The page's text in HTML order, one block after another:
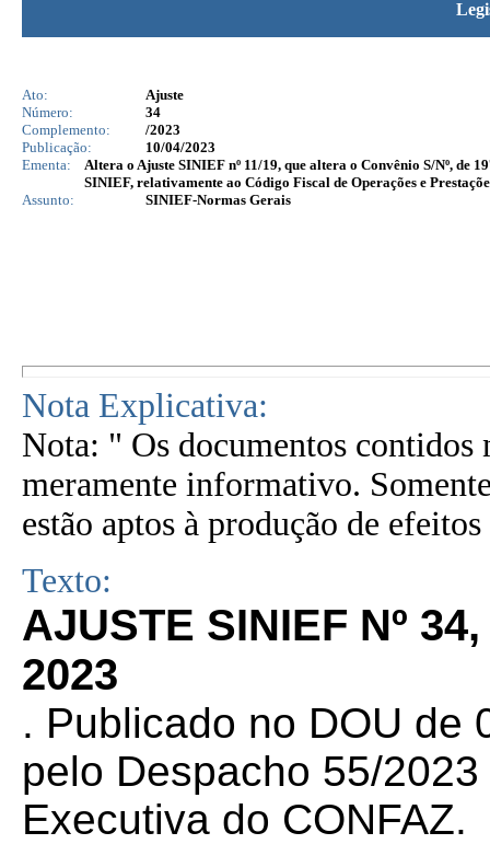
Ato:
Ajuste
Número:
34
Complemento:
/2023
Publicação:
10/04/2023
Ementa:
Altera o Ajuste SINIEF nº 11/19, que altera o Convênio S/Nº, de
SINIEF, relativamente ao Código Fiscal de Operações e
Assunto:
SINIEF-Normas Gerais
Nota Explicativa:
Nota: " Os documentos contidos
meramente informativo.
estão aptos à produção de
Texto:
AJUSTE SINIEF Nº
2023
. Publicado no DOU de
pelo Despacho 55/
Executiva do CONFAZ.